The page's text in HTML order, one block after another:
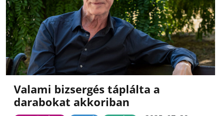
Valami bizsergés táplálta a
darabokat akkoriban